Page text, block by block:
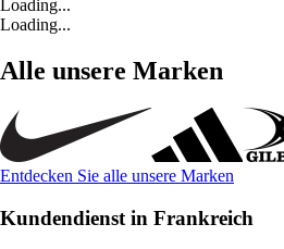
Loading...
Loading...
Alle unsere Marken
Entdecken Sie alle unsere Marken
Kundendienst in Frankreich